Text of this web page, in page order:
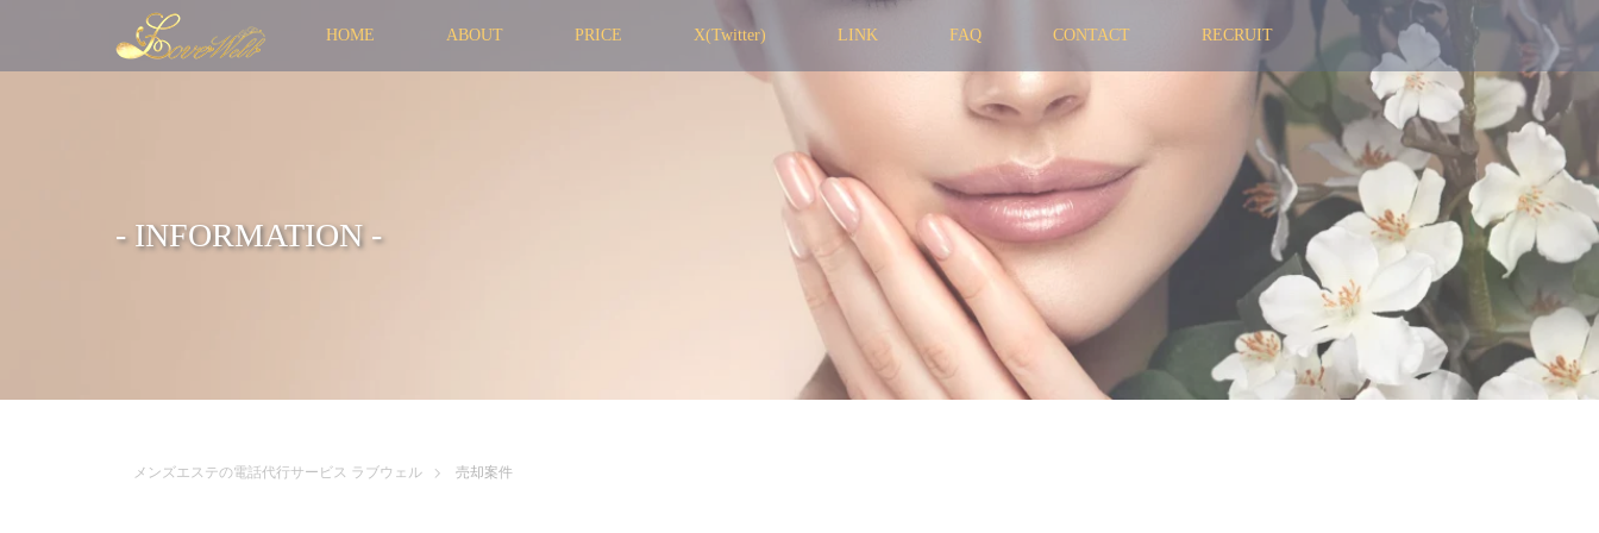
HOME ABOUT PRICE X(Twitter) LINK FAQ CONTACT RECRUIT
- INFORMATION -
メンズエステの電話代行サービス ラブウェル 売却案件